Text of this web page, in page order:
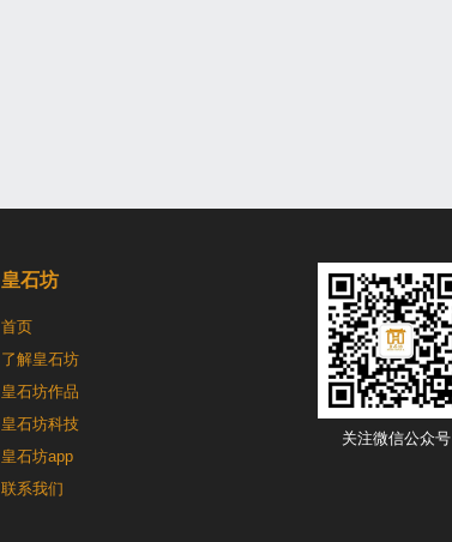
皇石坊
首页
了解皇石坊
皇石坊作品
皇石坊科技
皇石坊app
联系我们
关注微信公众号